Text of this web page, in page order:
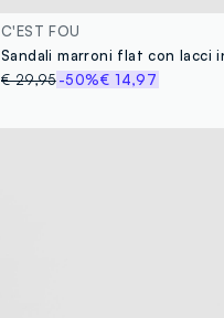
C'EST FOU
Sandali marroni flat con lacci
€ 29,95-50%€ 14,97